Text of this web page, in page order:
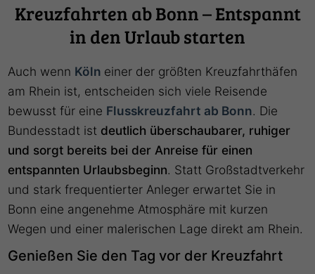
Kreuzfahrten ab Bonn – Entspannt
in den Urlaub starten
Auch wenn Köln einer der größten Kreuzfahrthäfen
am Rhein ist, entscheiden sich viele Reisende
bewusst für eine Flusskreuzfahrt ab Bonn. Die
Bundesstadt ist deutlich überschaubarer, ruhiger
und sorgt bereits bei der Anreise für einen
entspannten Urlaubsbeginn. Statt Großstadtverkehr
und stark frequentierter Anleger erwartet Sie in
Bonn eine angenehme Atmosphäre mit kurzen
Wegen und einer malerischen Lage direkt am Rhein.
Genießen Sie den Tag vor der Kreuzfahrt